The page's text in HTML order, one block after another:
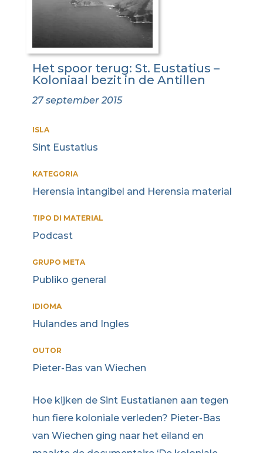
Het spoor terug: St. Eustatius –
Koloniaal bezit in de Antillen
27 september 2015
ISLA
Sint Eustatius
KATEGORIA
Herensia intangibel and Herensia material
TIPO DI MATERIAL
Podcast
GRUPO META
Publiko general
IDIOMA
Hulandes and Ingles
OUTOR
Pieter-Bas van Wiechen
Hoe kijken de Sint Eustatianen aan tegen
hun fiere koloniale verleden? Pieter-Bas
van Wiechen ging naar het eiland en